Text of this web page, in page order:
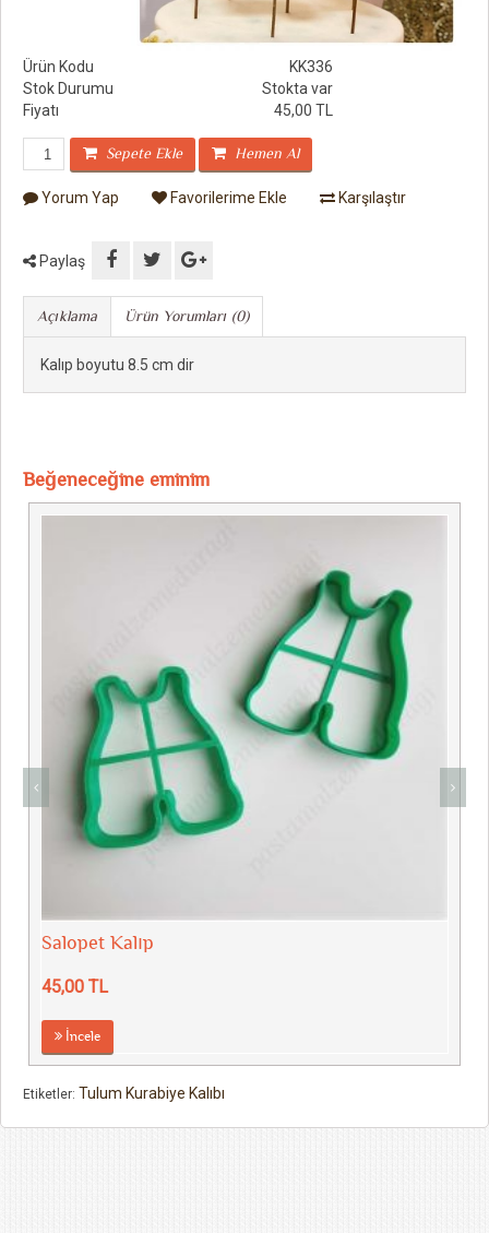
Ürün Kodu
KK336
Stok Durumu
Stokta var
Fiyatı
45,00 TL
Sepete Ekle Hemen Al
Yorum Yap Favorilerime Ekle Karşılaştır
Paylaş
Açıklama Ürün Yorumları (0)
Kalıp boyutu 8.5 cm dir
Beğeneceğine eminim
Salopet Kalıp
45,00 TL
İncele
Etiketler: Tulum Kurabiye Kalıbı